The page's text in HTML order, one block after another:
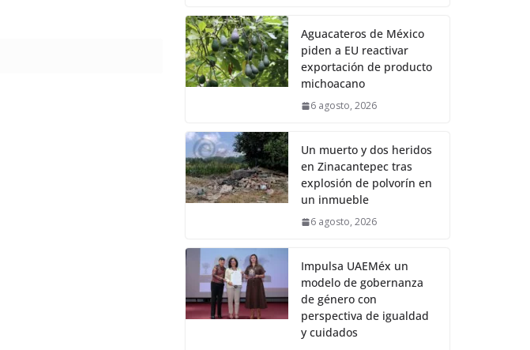
Aguacateros de México
piden a EU reactivar
exportación de producto
michoacano
6 agosto, 2026
Un muerto y dos heridos
en Zinacantepec tras
explosión de polvorín en
un inmueble
6 agosto, 2026
Impulsa UAEMéx un
modelo de gobernanza
de género con
perspectiva de igualdad
y cuidados